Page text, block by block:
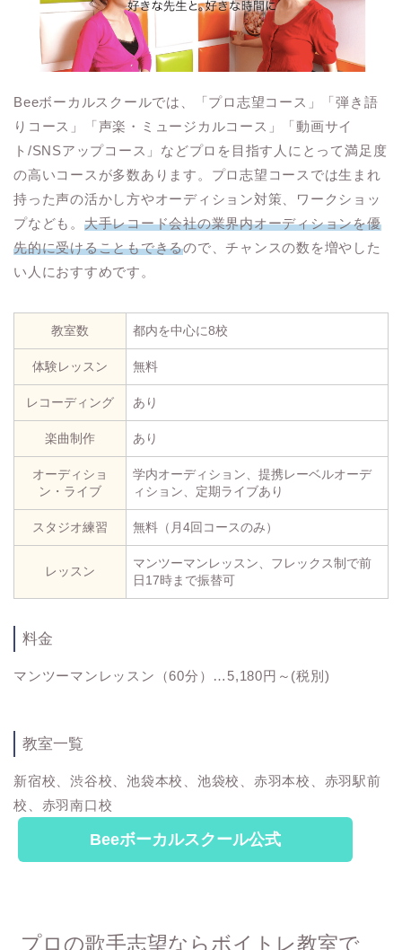
Beeボーカルスクールでは、「プロ志望コース」「弾き語
りコース」「声楽・ミュージカルコース」「動画サイ
ト/SNSアップコース」などプロを目指す人にとって満足度
の高いコースが多数あります。プロ志望コースでは生まれ
持った声の活かし方やオーディション対策、ワークショッ
プなども。 大手レコード会社の業界内オーディションを優
先的に受けることもできるので、チャンスの数を増やした
い人におすすめです。
教室数 都内を中心に8校
体験レッスン 無料
レコーディング あり
楽曲制作 あり
オーディショ
ン・ライブ
学内オーディション、提携レーベルオーデ
ィション、定期ライブあり
スタジオ練習 無料（月4回コースのみ）
レッスン
マンツーマンレッスン、フレックス制で前
日17時まで振替可
料金
マンツーマンレッスン（60分）…5,180円～(税別)
教室一覧
新宿校、渋谷校、池袋本校、池袋校、赤羽本校、赤羽駅前
校、赤羽南口校
Beeボーカルスクール公式
プロの歌手志望ならボイトレ教室で